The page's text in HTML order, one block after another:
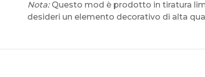
Nota:Questo mod è prodotto in tiratura
desideri un elemento decorativo di alta